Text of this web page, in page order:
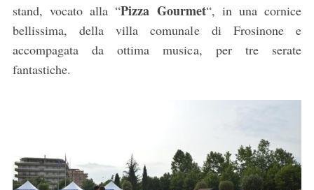
stand, vocato alla “Pizza Gourmet“, in una cornice
bellissima, della villa comunale di Frosinone e
accompagata da ottima musica, per tre serate
fantastiche.